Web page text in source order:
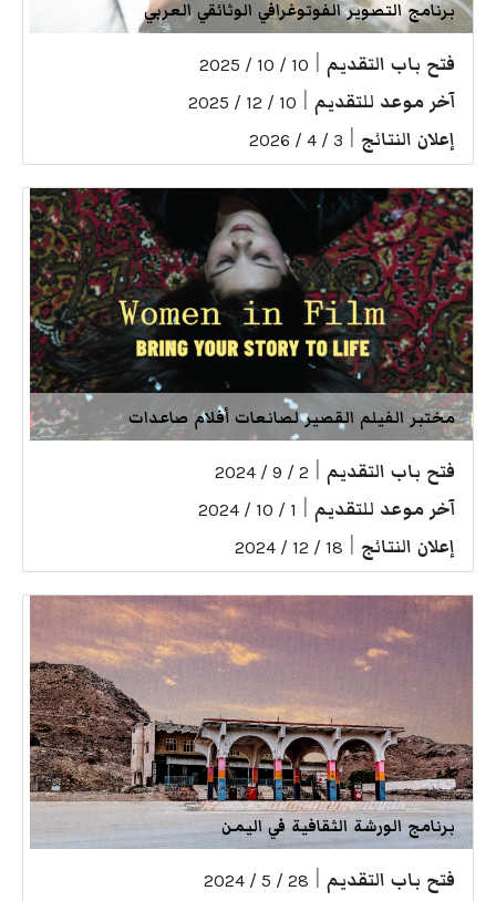
برنامج التصوير الفوتوغرافي الوثائقي العربي
فتح باب التقديم 10 / 10 / 2025
آخر موعد للتقديم 10 / 12 / 2025
إعلان النتائج 3 / 4 / 2026
مختبر الفيلم القصير لصانعات أفلام صاعدات
فتح باب التقديم 2 / 9 / 2024
آخر موعد للتقديم 1 / 10 / 2024
إعلان النتائج 18 / 12 / 2024
برنامج الورشة الثقافية في اليمن
فتح باب التقديم 28 / 5 / 2024